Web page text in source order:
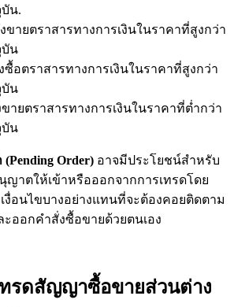
น.
ขายตราสารทางการเงินในราคาที่สูงกว่า
บัน
ซื้อตราสารทางการเงินในราคาที่สูงกว่า
บัน
ายตราสารทางการเงินในราคาที่ต่ำกว่า
บัน
(Pending Order) อาจมีประโยชน์สำหรับ
ญาตให้เข้าหรือออกจากการเทรดโดย
งื่อนไขบางอย่างแทนที่จะต้องคอยติดตาม
ะออกคำสั่งซื้อขายด้วยตนเอง
รดสัญญาซื้อขายส่วนต่าง